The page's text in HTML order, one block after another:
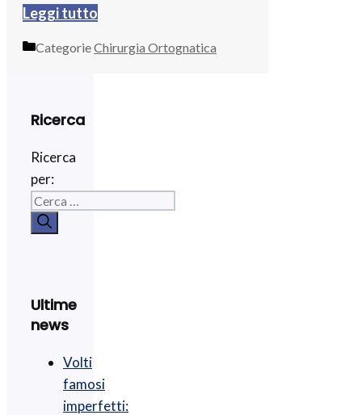
Leggi tutto
CategorieChirurgia Ortognatica
Ricerca
Ricerca
per:
Ultime
news
Volti
famosi
imperfetti: